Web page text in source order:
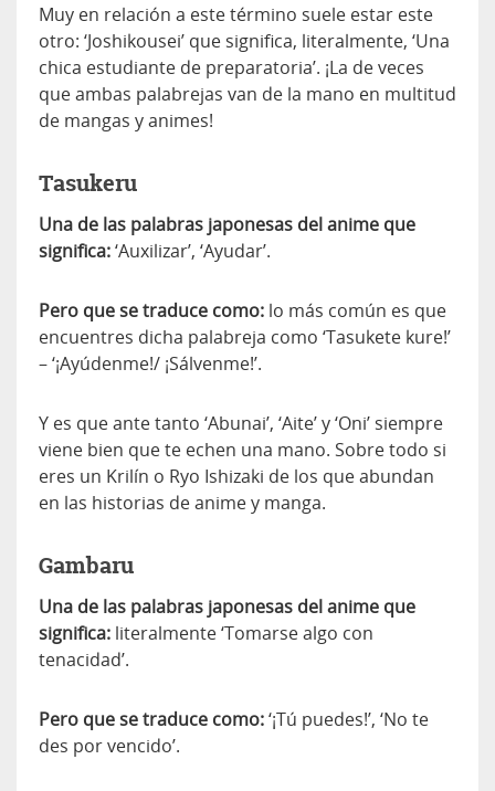
Muy en relación a este término suele estar este
otro: ‘Joshikousei’ que significa, literalmente, ‘Una
chica estudiante de preparatoria’. ¡La de veces
que ambas palabrejas van de la mano en multitud
de mangas y animes!
Tasukeru
Una de las palabras japonesas del anime que
significa:‘Auxilizar’, ‘Ayudar’.
Pero que se traduce como: lo más común es que
encuentres dicha palabreja como ‘Tasukete kure!’
– ‘¡Ayúdenme!/ ¡Sálvenme!’.
Y es que ante tanto ‘Abunai’, ‘Aite’ y ‘Oni’ siempre
viene bien que te echen una mano. Sobre todo si
eres un Krilín o Ryo Ishizaki de los que abundan
en las historias de anime y manga.
Gambaru
Una de las palabras japonesas del anime que
significa: literalmente ‘Tomarse algo con
tenacidad’.
Pero que se traduce como:‘¡Tú puedes!’, ‘No te
des por vencido’.